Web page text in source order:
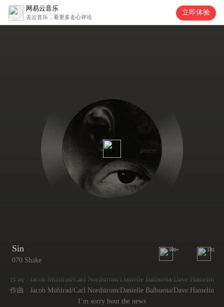
网易云音乐
去云音乐，看更多走心评论
立即体验
Sin
070 Shake
999+ 191
作词 : Jacob Mühlrad/Carl Nordstrom/Danielle Balbuena/Dave Hamelin
作曲 : Jacob Mühlrad/Carl Nordstrom/Danielle Balbuena/Dave Hamelin
I’m sorry bout the news